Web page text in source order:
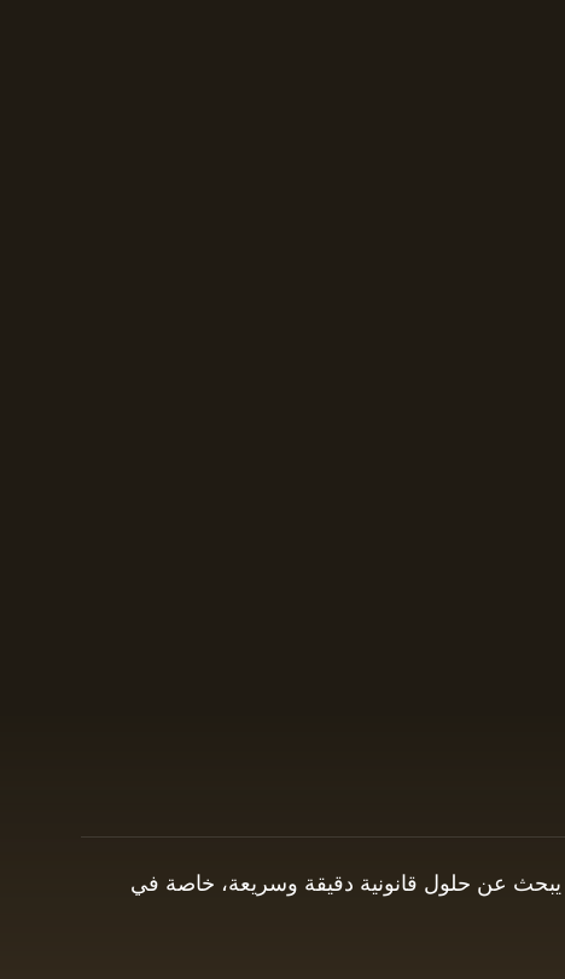
يبحث عن حلول قانونية دقيقة وسريعة، خاصة في